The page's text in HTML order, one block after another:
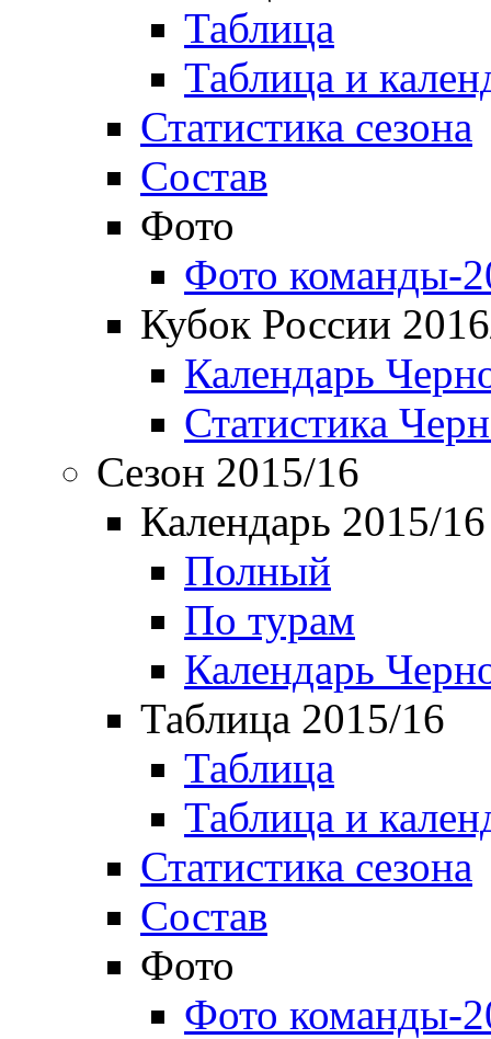
Таблица
Таблица и
Статистика сезона
Состав
Фото
Фото команды-
Кубок России
Календарь
Статистика
Сезон 2015/16
Календарь 2015/16
Полный
По турам
Календарь
Таблица 2015/16
Таблица
Таблица и
Статистика сезона
Состав
Фото
Фото команды-